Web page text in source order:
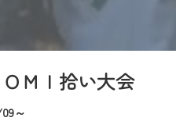
ＭＩ拾い大会
～
テナンス作業を予定して